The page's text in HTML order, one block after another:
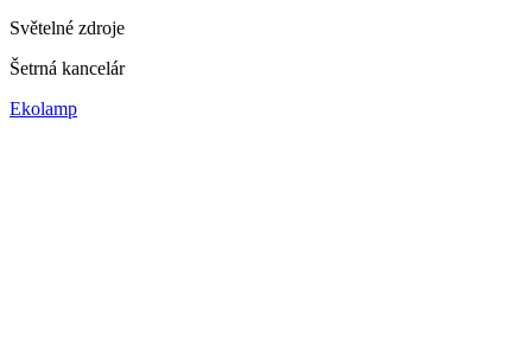
Světelné zdroje
Šetrná kancelár
Ekolamp